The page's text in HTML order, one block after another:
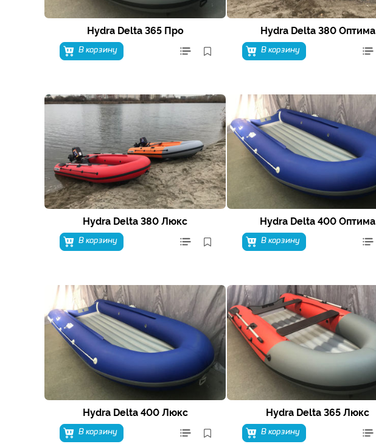
Hydra Delta 365 Про
В корзину
Hydra Delta 380 Оптима
В корзину
Hydra Delta 380 Люкс
В корзину
Hydra Delta 400 Оптима
В корзину
Hydra Delta 400 Люкс
В корзину
Hydra Delta 365 Люкс
В корзину